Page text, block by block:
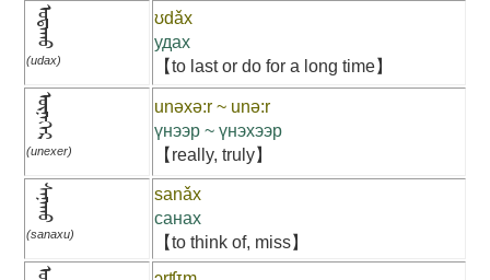
ᠣᠳᠠᠬᠤ
(udax)
ʊdǎx
удах
【to last or do for a long time】
ᠦᠨᠡᠬᠡᠷ
(unexer)
unəxə:r ~ unə:r
үнээр ~ үнэхээр
【really, truly】
ᠰᠠᠨᠠᠬᠤ
(sanaxu)
sanǎx
санах
【to think of, miss】